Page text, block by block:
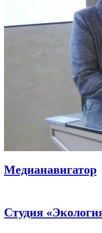
Медианавигатор
Студия